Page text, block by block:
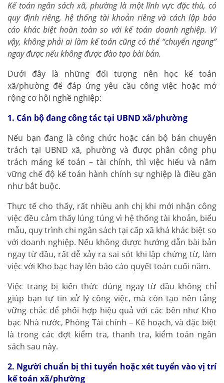
Kế toán ngân sách xã, phường là một lĩnh vực đặc thù, có
quy định riêng, hệ thống tài khoản riêng và cách lập báo
cáo khác biệt hoàn toàn so với kế toán doanh nghiệp. Vì
vậy, không phải ai làm kế toán cũng có thể “chuyển ngang”
ngay được nếu không được đào tạo bài bản.
Dưới đây là những đối tượng nên học kế toán
xã/phường để đáp ứng yêu cầu công việc hoặc mở
rộng cơ hội nghề nghiệp:
1. Cán bộ đang công tác tại UBND xã/phường
Nếu bạn đang là công chức hoặc cán bộ bán chuyên
trách tại UBND xã, phường và được phân công phụ
trách mảng kế toán – tài chính, thì việc hiểu và nắm
vững chế độ kế toán hành chính sự nghiệp là điều gần
như bắt buộc.
Thực tế cho thấy, rất nhiều anh chị khi mới nhận công
việc đều cảm thấy lúng túng vì hệ thống tài khoản, biểu
mẫu, quy trình chi ngân sách tại cấp xã khá khác biệt so
với doanh nghiệp. Nếu không được hướng dẫn bài bản
ngay từ đầu, rất dễ xảy ra sai sót khi lập chứng từ, làm
việc với Kho bạc hay lên báo cáo quyết toán cuối năm.
Việc trang bị kiến thức đúng ngay từ đầu không chỉ
giúp bạn tự tin xử lý công việc, mà còn tạo nền tảng
vững chắc để phối hợp hiệu quả với các bên như Kho
bạc Nhà nước, Phòng Tài chính – Kế hoạch, và đặc biệt
là trong các đợt kiểm tra, thanh tra, kiểm toán ngân
sách sau này.
2. Người chuẩn bị thi tuyển hoặc xét tuyển vào vị trí
kế toán xã/phường